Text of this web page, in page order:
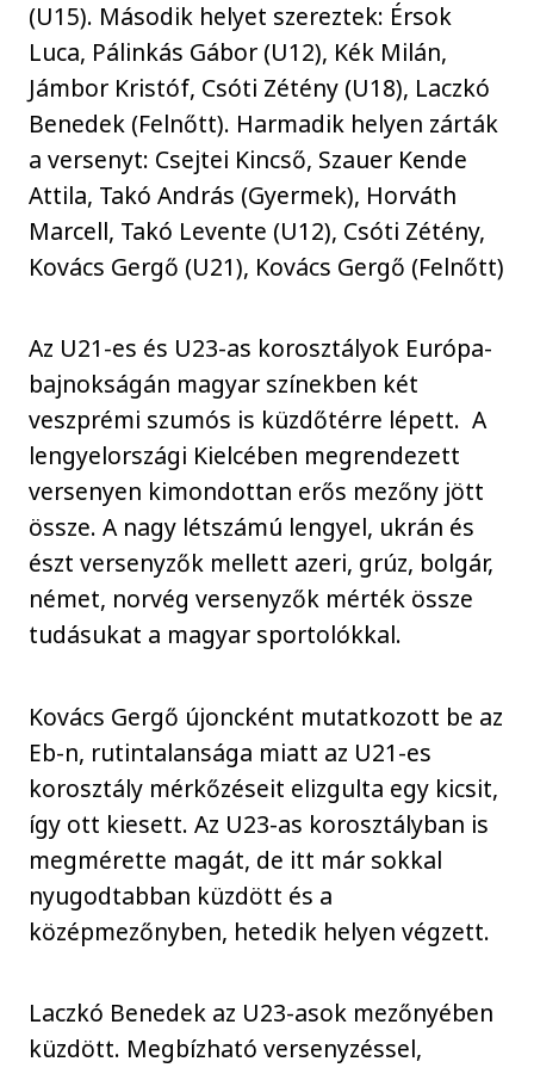
(U15). Második helyet szereztek: Érsok
Luca, Pálinkás Gábor (U12), Kék Milán,
Jámbor Kristóf, Csóti Zétény (U18), Laczkó
Benedek (Felnőtt). Harmadik helyen zárták
a versenyt: Csejtei Kincső, Szauer Kende
Attila, Takó András (Gyermek), Horváth
Marcell, Takó Levente (U12), Csóti Zétény,
Kovács Gergő (U21), Kovács Gergő (Felnőtt)
Az U21-es és U23-as korosztályok Európa-
bajnokságán magyar színekben két
veszprémi szumós is küzdőtérre lépett. A
lengyelországi Kielcében megrendezett
versenyen kimondottan erős mezőny jött
össze. A nagy létszámú lengyel, ukrán és
észt versenyzők mellett azeri, grúz, bolgár,
német, norvég versenyzők mérték össze
tudásukat a magyar sportolókkal.
Kovács Gergő újoncként mutatkozott be az
Eb-n, rutintalansága miatt az U21-es
korosztály mérkőzéseit elizgulta egy kicsit,
így ott kiesett. Az U23-as korosztályban is
megmérette magát, de itt már sokkal
nyugodtabban küzdött és a
középmezőnyben, hetedik helyen végzett.
Laczkó Benedek az U23-asok mezőnyében
küzdött. Megbízható versenyzéssel,